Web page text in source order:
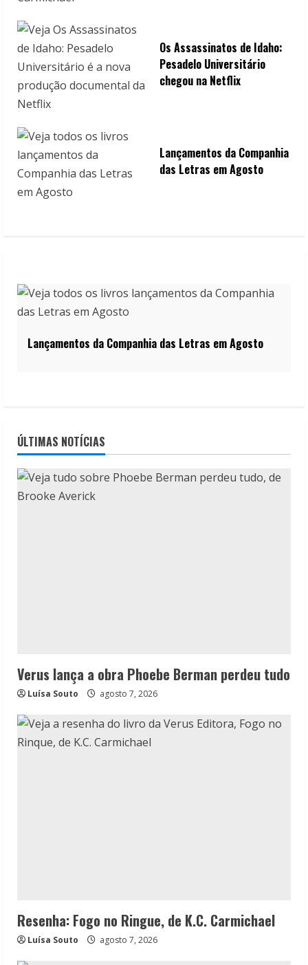
Os Assassinatos de Idaho:
Pesadelo Universitário
chegou na Netflix
Lançamentos da Companhia
das Letras em Agosto
Lançamentos da Companhia das Letras em Agosto
ÚLTIMAS NOTÍCIAS
Verus lança a obra Phoebe Berman perdeu tudo
Luísa Souto agosto 7, 2026
Resenha: Fogo no Ringue, de K.C. Carmichael
Luísa Souto agosto 7, 2026